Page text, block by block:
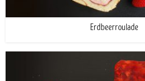
Erdbeerroulade